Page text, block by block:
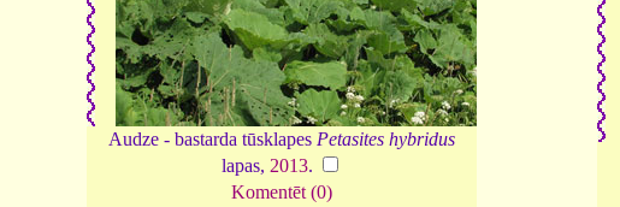
Audze - bastarda tūsklapes Petasites hybridus
lapas, 2013.
Komentēt (0)